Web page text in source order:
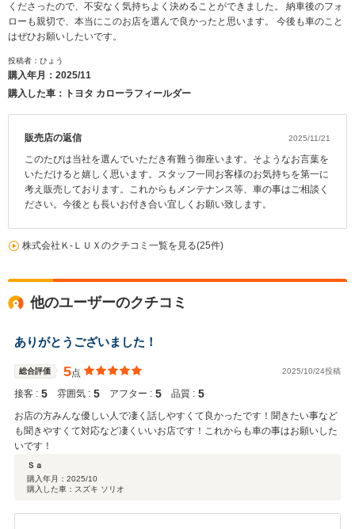
くださったので、不安なく気持ちよく決めることができました。 納車後のフォ
ローも親切で、本当にこのお店を選んで良かったと思います。 今後も車のこと
はぜひお願いしたいです。
投稿者：ひょう
購入年月： 2025/11
購入した車：トヨタ カローラフィールダー
販売店の返信 2025/11/21
このたびは当社を選んでいただき有難う御座います。そようなお言葉を
いただけると嬉しく思います。スタッフ一同お客様のお気持ちを第一に
考え販売しております。これからもメンテナンス等、車の事はご相談く
ださい。今後とも長いお付き合い宜しくお願い致します。
株式会社Ｋ‐ＬＵＸのクチコミ一覧を見る(25件)
他のユーザーのクチコミ
ありがとうございました！
総合評価 5点 2025/10/24投稿
接客 : 5 雰囲気 : 5 アフター : 5 品質 : 5
お店の方みんな優しい人で凄く話しやすくて良かったです！聞きたい事など
も聞きやすくて対応など凄くいいお店です！これからも車の事はお願いした
いです！
Ｓａ
購入年月： 2025/10
購入した車：スズキ ソリオ